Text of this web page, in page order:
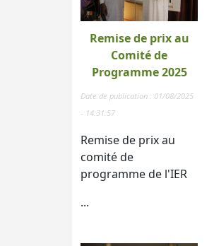
Remise de prix au
Comité de
Programme 2025
Date de publication : 01/08/2025
- 14:31:57
Remise de prix au
comité de
programme de l'IER
...